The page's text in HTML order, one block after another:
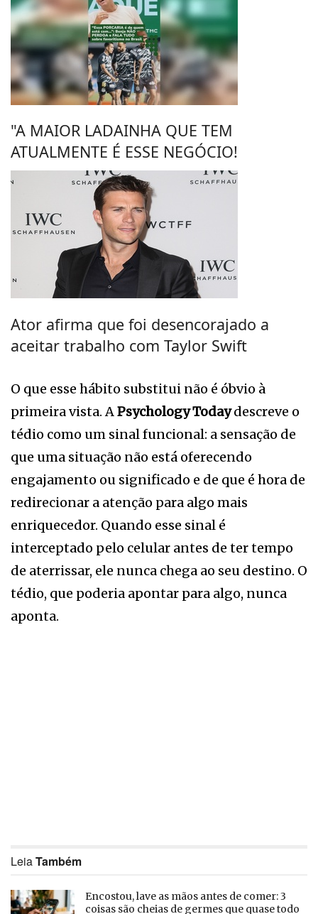
"A MAIOR LADAINHA QUE TEM
ATUALMENTE É ESSE NEGÓCIO!
Ator afirma que foi desencorajado a
aceitar trabalho com Taylor Swift
O que esse hábito substitui não é óbvio à
primeira vista. A Psychology Todaydescreve o
tédio como um sinal funcional: a sensação de
que uma situação não está oferecendo
engajamento ou significado e de que é hora de
redirecionar a atenção para algo mais
enriquecedor. Quando esse sinal é
interceptado pelo celular antes de ter tempo
de aterrissar, ele nunca chega ao seu destino. O
tédio, que poderia apontar para algo, nunca
aponta.
LeiaTambém
Encostou, lave as mãos antes de comer: 3
coisas são cheias de germes que quase todo